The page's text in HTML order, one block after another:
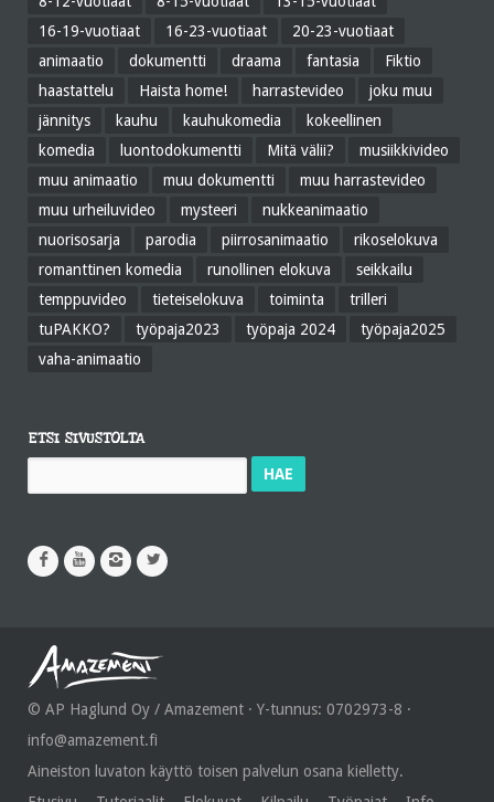
16-19-vuotiaat
16-23-vuotiaat
20-23-vuotiaat
animaatio
dokumentti draama fantasia
Fiktio
haastattelu
Haista home! harrastevideo
joku muu
jännitys
kauhu kauhukomedia
kokeellinen
komedia
luontodokumentti Mitä välii?
musiikkivideo
muu animaatio
muu dokumentti
muu harrastevideo
muu urheiluvideo
mysteeri
nukkeanimaatio
nuorisosarja
parodia piirrosanimaatio
rikoselokuva
romanttinen komedia
runollinen elokuva
seikkailu
temppuvideo
tieteiselokuva toiminta
trilleri
tuPAKKO?
työpaja2023 työpaja 2024
työpaja2025
vaha-animaatio
ETSI SIVUSTOLTA
© AP Haglund Oy / Amazement · Y-tunnus: 0702973-8 ·
info@amazement.fi
Aineiston luvaton käyttö toisen palvelun osana kielletty.